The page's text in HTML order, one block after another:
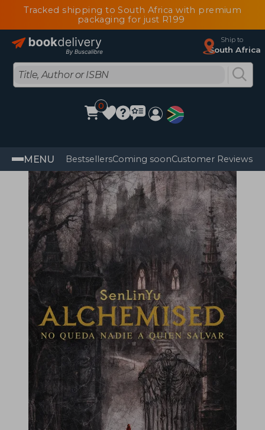
Tracked shipping to South Africa with premium
packaging for just R199
Ship to
South Africa
0
MENU BestsellersComing soonCustomer Reviews